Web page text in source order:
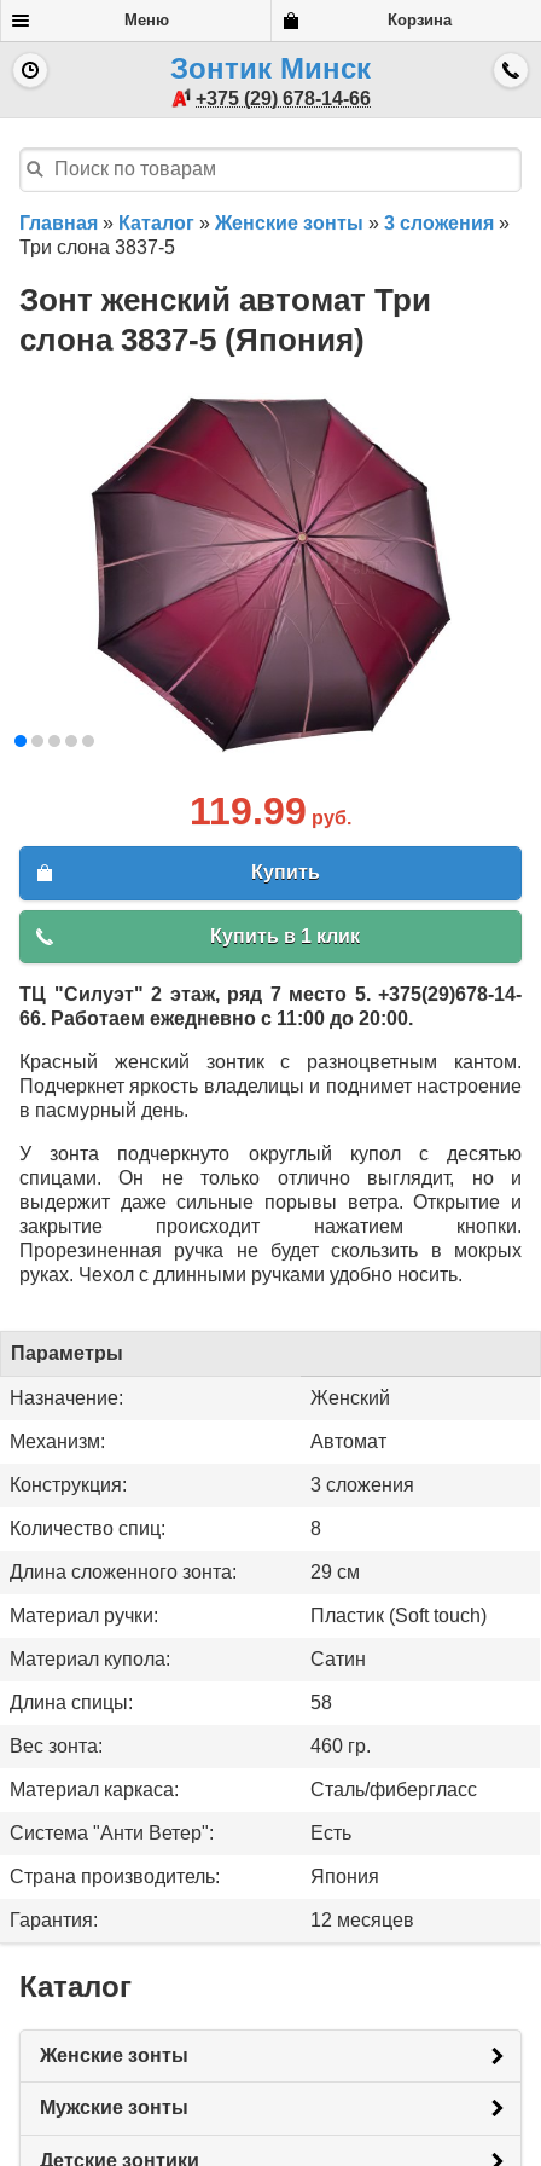
Меню Корзина
Зонтик Минск
+375 (29) 678-14-66
Главная » Каталог » Женские зонты » 3 сложения »
Три слона 3837-5
Зонт женский автомат Три
слона 3837-5 (Япония)
119.99 руб.
Купить
Купить в 1 клик
ТЦ "Силуэт" 2 этаж, ряд 7 место 5. +375(29)678-14-
66. Работаем ежедневно с 11:00 до 20:00.
Красный женский зонтик с разноцветным кантом.
Подчеркнет яркость владелицы и поднимет настроение
в пасмурный день.
У зонта подчеркнуто округлый купол с десятью
спицами. Он не только отлично выглядит, но и
выдержит даже сильные порывы ветра. Открытие и
закрытие происходит нажатием кнопки.
Прорезиненная ручка не будет скользить в мокрых
руках. Чехол с длинными ручками удобно носить.
Параметры
Назначение: Женский
Механизм: Автомат
Конструкция: 3 сложения
Количество спиц: 8
Длина сложенного зонта: 29 см
Материал ручки: Пластик (Soft touch)
Материал купола: Сатин
Длина спицы: 58
Вес зонта: 460 гр.
Материал каркаса: Сталь/фибергласс
Система "Анти Ветер": Есть
Страна производитель: Япония
Гарантия: 12 месяцев
Каталог
Женские зонты
Мужские зонты
Детские зонтики